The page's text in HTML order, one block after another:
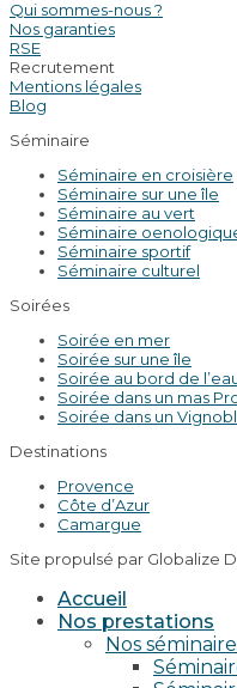
Qui sommes-nous ?
Nos garanties
RSE
Recrutement
Mentions légales
Blog
Séminaire
Séminaire en croisière
Séminaire sur une île
Séminaire au vert
Séminaire
Séminaire sportif
Séminaire culturel
Soirées
Soirée en mer
Soirée sur une île
Soirée au bord de
Soirée dans un mas
Soirée dans un
Destinations
Provence
Côte d’Azur
Camargue
Site propulsé par Globalize
Accueil
Nos prestations
Nos